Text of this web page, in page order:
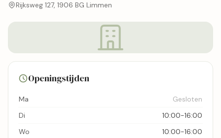
Rijksweg 127, 1906 BG Limmen
Openingstijden
Ma
Gesloten
Di
10:00-16:00
Wo
10:00-16:00